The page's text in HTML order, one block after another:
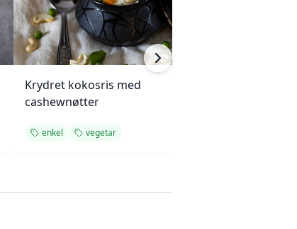
Krydret kokosris med
cashewnøtter
enkel vegetar